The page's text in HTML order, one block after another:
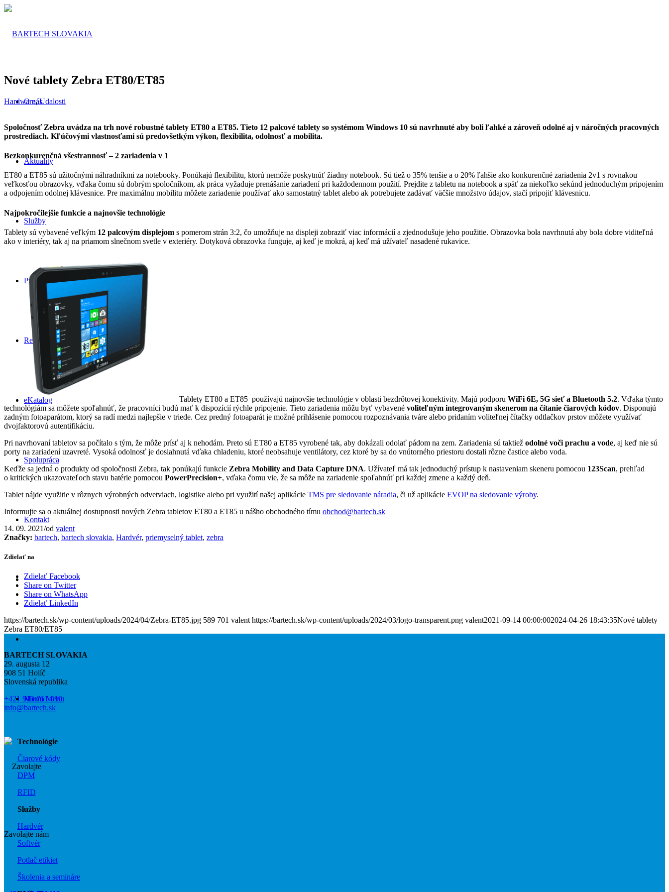
O nás
Aktuality
Služby
Prípadové štúdie
Referencie
eKatalog
Spolupráca
Kontakt
Menu Menu
Zavolajte nám
Nové tablety Zebra ET80/ET85
Hardware,Udalosti
Spoločnosť Zebra uvádza na trh nové robustné tablety ET80 a ET85. Tieto 12 palcové tablety so systémom Windows 10 sú navrhnuté aby boli ľahké a zároveň odolné aj v náročných pracovných
prostrediach. Kľúčovými vlastnosťami sú predovšetkým výkon, flexibilita, odolnosť a mobilita.
Bezkonkurenčná všestrannosť – 2 zariadenia v 1
ET80 a ET85 sú užitočnými náhradníkmi za notebooky. Ponúkajú flexibilitu, ktorú nemôže poskytnúť žiadny notebook. Sú tiež o 35% tenšie a o 20% ľahšie ako konkurenčné zariadenia 2v1 s rovnakou
veľkosťou obrazovky, vďaka čomu sú dobrým spoločníkom, ak práca vyžaduje prenášanie zariadení pri každodennom použití. Prejdite z tabletu na notebook a späť za niekoľko sekúnd jednoduchým pripojením
a odpojením odolnej klávesnice. Pre maximálnu mobilitu môžete zariadenie používať ako samostatný tablet alebo ak potrebujete zadávať väčšie množstvo údajov, stačí pripojiť klávesnicu.
Najpokročilejšie funkcie a najnovšie technológie
Tablety sú vybavené veľkým 12 palcovým displejom s pomerom strán 3:2, čo umožňuje na displeji zobraziť viac informácií a zjednodušuje jeho použitie. Obrazovka bola navrhnutá aby bola dobre viditeľná
ako v interiéry, tak aj na priamom slnečnom svetle v exteriéry. Dotyková obrazovka funguje, aj keď je mokrá, aj keď má užívateľ nasadené rukavice.
Tablety ET80 a ET85 používajú najnovšie technológie v oblasti bezdrôtovej konektivity. Majú podporu WiFi 6E, 5G sieť a Bluetooth 5.2. Vďaka týmto
technológiám sa môžete spoľahnúť, že pracovníci budú mať k dispozícií rýchle pripojenie. Tieto zariadenia môžu byť vybavené voliteľným integrovaným skenerom na čítanie čiarových kódov. Disponujú
zadným fotoaparátom, ktorý sa radí medzi najlepšie v triede. Cez predný fotoaparát je možné prihlásenie pomocou rozpoznávania tváre alebo pridaním voliteľnej čítačky odtlačkov prstov môžete využívať
dvojfaktorovú autentifikáciu.
Pri navrhovaní tabletov sa počítalo s tým, že môže prísť aj k nehodám. Preto sú ET80 a ET85 vyrobené tak, aby dokázali odolať pádom na zem. Zariadenia sú taktiež odolné voči prachu a vode, aj keď nie sú
porty na zariadení uzavreté. Vysoká odolnosť je dosiahnutá vďaka chladeniu, ktoré neobsahuje ventilátory, cez ktoré by sa do vnútorného priestoru dostali rôzne častice alebo voda.
Keďže sa jedná o produkty od spoločnosti Zebra, tak ponúkajú funkcie Zebra Mobility and Data Capture DNA. Užívateľ má tak jednoduchý prístup k nastaveniam skeneru pomocou 123Scan, prehľad
o kritických ukazovateľoch stavu batérie pomocou PowerPrecision+, vďaka čomu vie, že sa môže na zariadenie spoľahnúť pri každej zmene a každý deň.
Tablet nájde využitie v rôznych výrobných odvetviach, logistike alebo pri využití našej aplikácie TMS pre sledovanie náradia, či už aplikácie EVOP na sledovanie výroby.
Informujte sa o aktuálnej dostupnosti nových Zebra tabletov ET80 a ET85 u nášho obchodného tímu obchod@bartech.sk
14. 09. 2021/od valent
Značky: bartech, bartech slovakia, Hardvér, priemyselný tablet, zebra
Zdielať na
Zdielať Facebook
Share on Twitter
Share on WhatsApp
Zdielať LinkedIn
https://bartech.sk/wp-content/uploads/2024/04/Zebra-ET85.jpg 589 701 valent https://bartech.sk/wp-content/uploads/2024/03/logo-transparent.png valent2021-09-14 00:00:002024-04-26 18:43:35Nové tablety
Zebra ET80/ET85
BARTECH SLOVAKIA
29. augusta 12
908 51 Holíč
Slovenská republika
+421 915 751 410
info@bartech.sk
Technológie
Čiarové kódy
DPM
RFID
Služby
Hardvér
Softvér
Potlač etikiet
Školenia a semináre